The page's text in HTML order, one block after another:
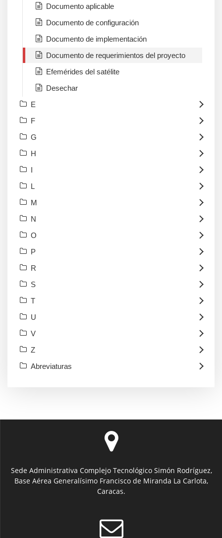
Documento aplicable
Documento de configuración
Documento de implementación
Documento de requerimientos del proyecto
Efemérides del satélite
Desechar
E
F
G
H
I
L
M
N
O
P
R
S
T
U
V
Z
Abreviaturas
Sede Administrativa Complejo Tecnológico Simón Rodríguez,
Base Aérea Generalísimo Francisco de Miranda La Carlota,
Caracas.